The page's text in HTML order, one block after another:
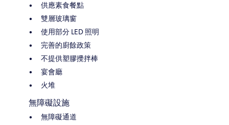
供應素食餐點
雙層玻璃窗
使用部分 LED 照明
完善的廚餘政策
不提供塑膠攪拌棒
宴會廳
火堆
無障礙設施
無障礙通道